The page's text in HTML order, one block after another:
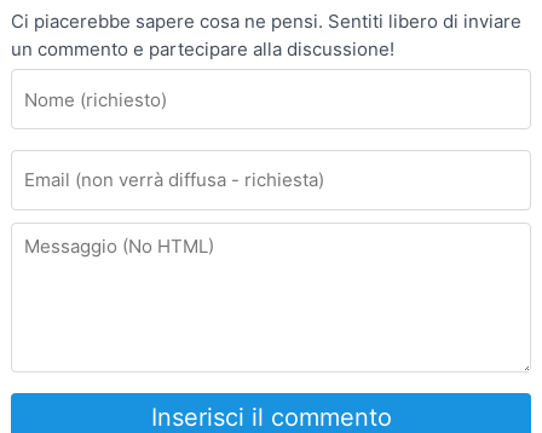
Ci piacerebbe sapere cosa ne pensi. Sentiti libero di inviare
un commento e partecipare alla discussione!
Inserisci il commento